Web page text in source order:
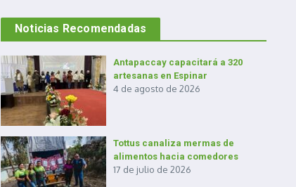
Noticias Recomendadas
Antapaccay capacitará a 320
artesanas en Espinar
4 de agosto de 2026
Tottus canaliza mermas de
alimentos hacia comedores
17 de julio de 2026